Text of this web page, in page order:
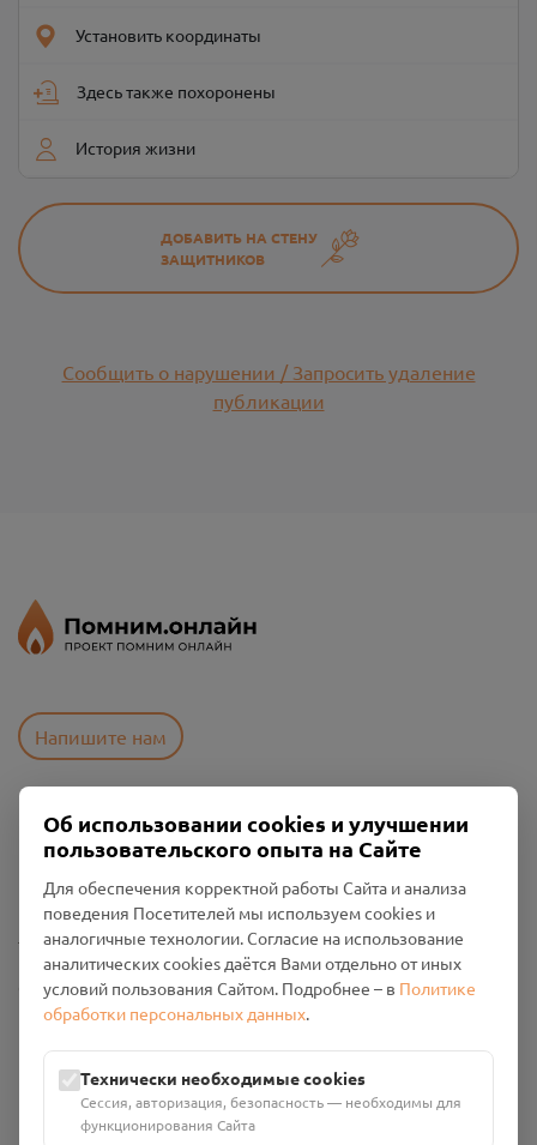
Установить координаты
Здесь также похоронены
История жизни
ДОБАВИТЬ НА СТЕНУ
ЗАЩИТНИКОВ
Сообщить о нарушении / Запросить удаление
публикации
Напишите нам
Пользовательское соглашение
Политика конфиденциальности
Промо-материалы
Настройки cookies
Общество с ограниченной ответственностью «Смоленский
Проект Помним»
Юридический адрес: 216790, Смоленская область, р-н
Руднянский, г. Рудня, улица Западная, д. 26А, пом. 18
Номер счёта: 40702810901130004287 в АО "АЛЬФА-БАНК"
Кор. счёт: 30101810200000000593
Об использовании cookies и улучшении
пользовательского опыта на Сайте
Для обеспечения корректной работы Сайта и анализа
поведения Посетителей мы используем cookies и
аналогичные технологии. Согласие на использование
аналитических cookies даётся Вами отдельно от иных
условий пользования Сайтом. Подробнее – в Политике
обработки персональных данных.
Технически необходимые cookies
Сессия, авторизация, безопасность — необходимы для
функционирования Сайта